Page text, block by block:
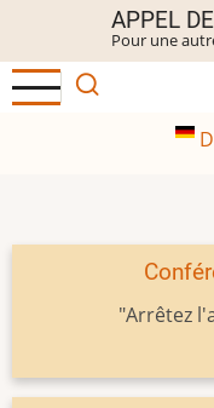
contenu
principal
APPEL
Pour une
"Arrêtez